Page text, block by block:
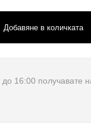
Добавяне в количката
16:00 получавате